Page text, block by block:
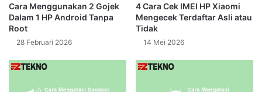
Cara Menggunakan 2 Gojek
Dalam 1 HP Android Tanpa
Root
28 Februari 2026
4 Cara Cek IMEI HP Xiaomi
Mengecek Terdaftar Asli atau
Tidak
14 Mei 2026